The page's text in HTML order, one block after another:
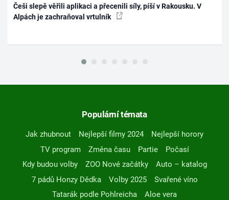
Češi slepě věřili aplikaci a přecenili síly, píší v Rakousku. V
Alpách je zachraňoval vrtulník
Populární témata
Jak zhubnout Nejlepší filmy 2024
Nejlepší horory
TV program
Změna času Partie
Počasí
Kdy budou volby
ZOO Nové začátky
Auto – katalog
7 pádů Honzy Dědka
Volby 2025
Svařené víno
Tatarák podle Pohlreicha
Aloe vera